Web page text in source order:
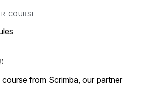
COURSE
from Scrimba, our partner